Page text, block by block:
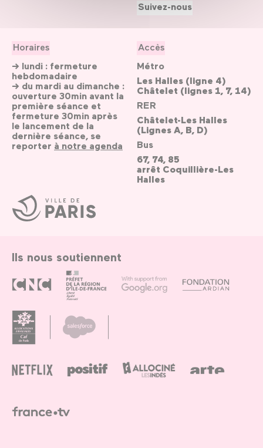
Ville
de
Paris
Horaires
→ lundi : fermeture
hebdomadaire
→ du mardi au dimanche :
ouverture 30min avant la
première séance et
fermeture 30min après
le lancement de la
dernière séance, se
reporter à notre agenda
Accès
Métro
Les Halles (ligne 4)
Châtelet (lignes 1, 7, 14)
RER
Châtelet-Les Halles
(Lignes A, B, D)
Bus
67, 74, 85
arrêt Coquillière-Les
Halles
Suivez-nous
Ils nous soutiennent